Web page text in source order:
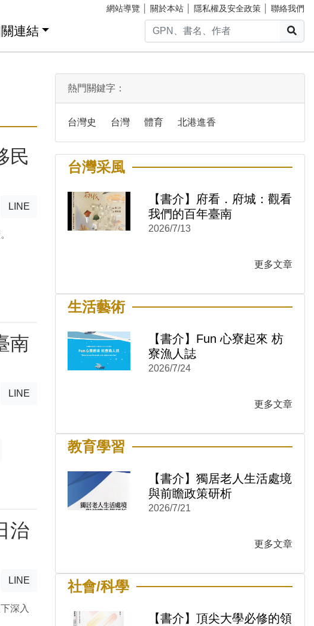
網站導覽 關於本站 隱私權及安全政策 聯絡我們
連結
民
開新視窗)
浪(另開新視窗)
LINE
南
開新視窗)
浪(另開新視窗)
LINE
治
開新視窗)
浪(另開新視窗)
LINE
(另開新視窗)
深入
熱門關鍵字：
台灣史 台灣 體育 北港進香
台灣采風
【書介】府看．府城：觀看
我們的百年臺南
2026/7/13
更多文章
生活藝術
【書介】Fun 心寮起來 枋
寮漁人誌
2026/7/24
更多文章
教育學習
【書介】獨居老人生活處境
與前瞻政策研析
2026/7/21
更多文章
社會/科學
【書介】頂尖大學必修的領